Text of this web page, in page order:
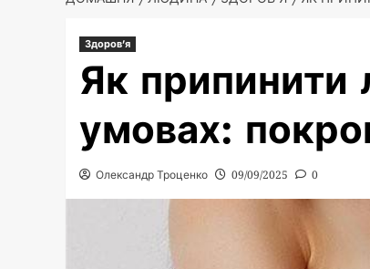
Здоров'я
Як припинити
умовах:
Олександр Троценко 09/09/2025 0